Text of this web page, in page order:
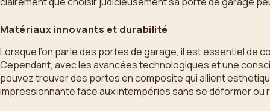
Matériaux innovants et durabilité
Lorsque l’on parle des portes de garage, il est essentiel de
Cependant, avec les avancées technologiques et une
pouvez trouver des portes en composite qui allient
impressionnante face aux intempéries sans se déformer ou